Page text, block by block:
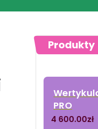
Produkty
PRO
4 600.00zł